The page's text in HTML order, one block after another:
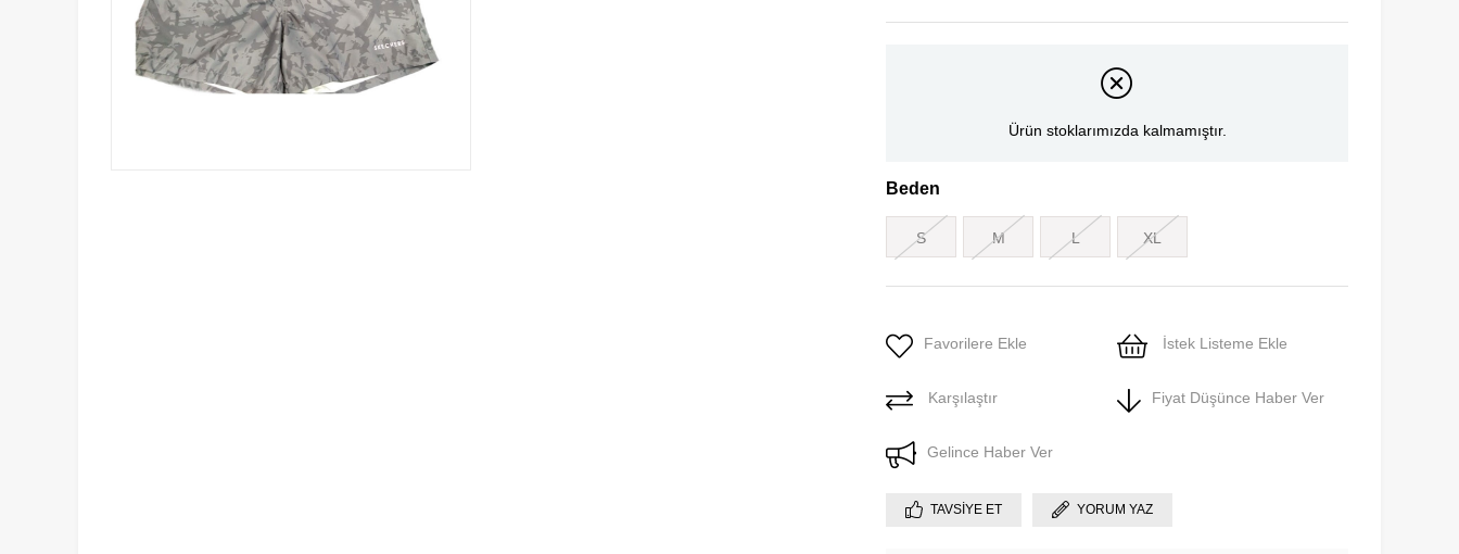
Ürün stoklarımızda kalmamıştır.
Beden
S M L XL
Favorilere Ekle İstek Listeme Ekle
Karşılaştır Fiyat Düşünce Haber Ver
Gelince Haber Ver
TAVSIYE ET YORUM YAZ